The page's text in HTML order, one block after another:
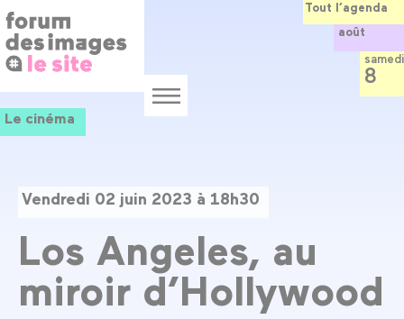
au
contenu
principal
Menu
Le cinéma
Vendredi 02 juin 2023 à 18h30
Los Angeles, au
miroir d’Hollywood
Tout l’agenda
août
samedi
8